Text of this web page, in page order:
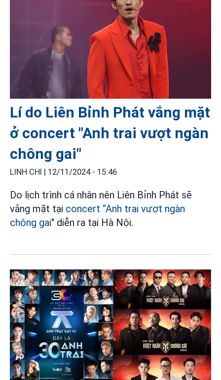
Lí do Liên Bỉnh Phát vắng mặt
ở concert "Anh trai vượt ngàn
chông gai"
LINH CHI | 12/11/2024 - 15:46
Do lịch trình cá nhân nên Liên Bỉnh Phát sẽ
vắng mặt tại concert “Anh trai vượt ngàn
chông gai" diễn ra tại Hà Nội.